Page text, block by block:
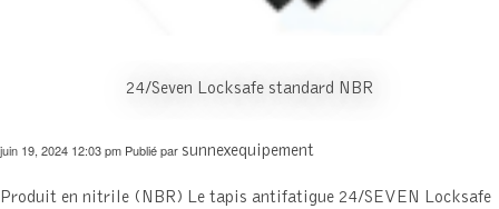
24/Seven Locksafe standard NBR
juin 19, 2024 12:03 pm Publié par sunnexequipement
Produit en nitrile (NBR) Le tapis antifatigue 24/SEVEN Locksafe